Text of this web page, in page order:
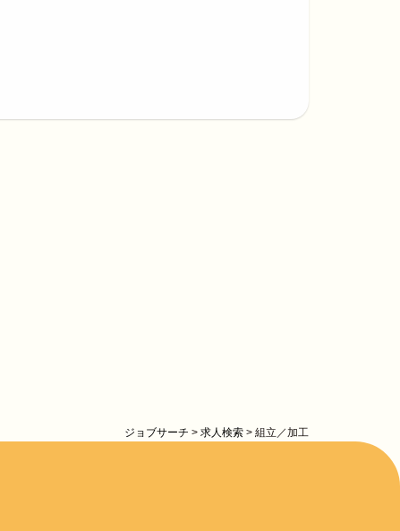
ジョブサーチ > 求人検索 > 組立／加工